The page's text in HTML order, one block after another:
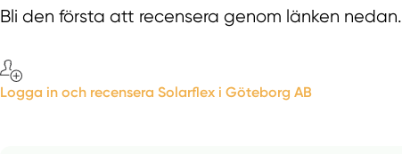
Bli den första att recensera genom länken nedan.
Logga in och recensera Solarflex i Göteborg AB